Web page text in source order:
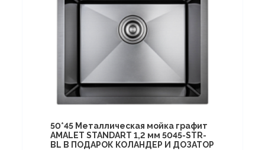
50*45 Металлическая мойка графит
AMALET STANDART 1,2 мм 5045-STR-
BL В ПОДАРОК КОЛАНДЕР И ДОЗАТОР